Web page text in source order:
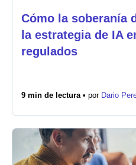
Cómo la soberanía
la estrategia de IA
regulados
9 min de lectura • por Dario